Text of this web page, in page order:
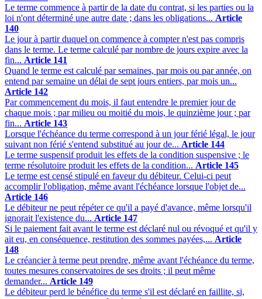
Le terme commence à partir de la date du contrat, si les parties ou la
loi n'ont déterminé une autre date ; dans les obligations... Article
140
Le jour à partir duquel on commence à compter n'est pas compris
dans le terme. Le terme calculé par nombre de jours expire avec la
fin... Article 141
Quand le terme est calculé par semaines, par mois ou par année, on
entend par semaine un délai de sept jours entiers, par mois un...
Article 142
Par commencement du mois, il faut entendre le premier jour de
chaque mois ; par milieu ou moitié du mois, le quinzième jour ; par
fin... Article 143
Lorsque l'échéance du terme correspond à un jour férié légal, le jour
suivant non férié s'entend substitué au jour de... Article 144
Le terme suspensif produit les effets de la condition suspensive ; le
terme résolutoire produit les effets de la condition... Article 145
Le terme est censé stipulé en faveur du débiteur. Celui-ci peut
accomplir l'obligation, même avant l'échéance lorsque l'objet de...
Article 146
Le débiteur ne peut répéter ce qu'il a payé d'avance, même lorsqu'il
ignorait l'existence du... Article 147
Si le paiement fait avant le terme est déclaré nul ou révoqué et qu'il y
ait eu, en conséquence, restitution des sommes payées,... Article
148
Le créancier à terme peut prendre, même avant l'échéance du terme,
toutes mesures conservatoires de ses droits ; il peut même
demander... Article 149
Le débiteur perd le bénéfice du terme s'il est déclaré en faillite, si,